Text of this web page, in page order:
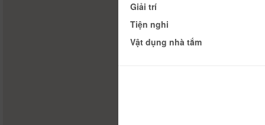
Giải trí
Tiện nghi
Vật dụng nhà tắm